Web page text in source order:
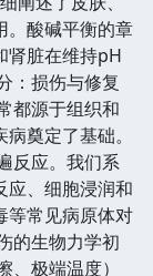
。酸碱平衡的章
肾脏在维持pH
：损伤与修复
都源于组织和
奠定了基础。
反应。我们系
应、细胞浸润和
等常见病原体对
的生物力学初
极端温度）